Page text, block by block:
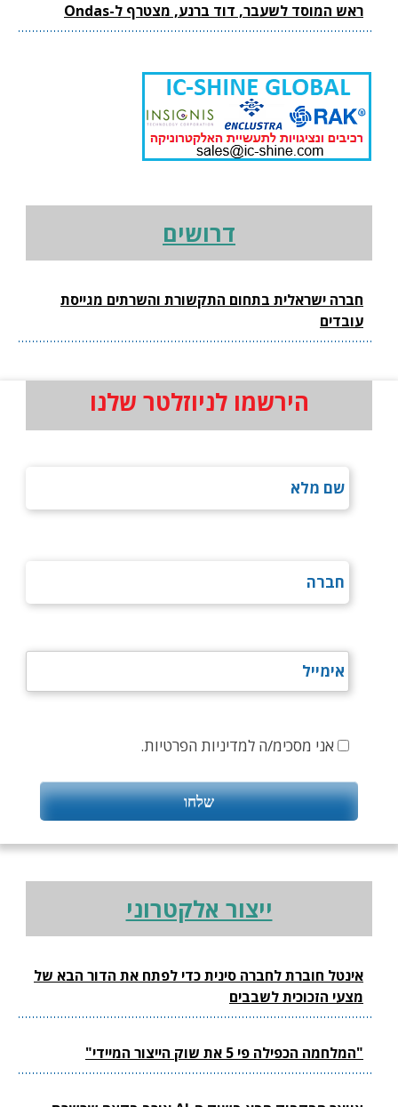
ראש המוסד לשעבר, דוד ברנע, מצטרף ל-Ondas
דרושים
חברה ישראלית בתחום התקשורת והשרתים מגייסת
עובדים
הירשמו לניוזלטר שלנו
אני מסכימ/ה למדיניות הפרטיות.
ייצור אלקטרוני
אינטל חוברת לחברה סינית כדי לפתח את הדור הבא של
מצעי הזכוכית לשבבים
"המלחמה הכפילה פי 5 את שוק הייצור המיידי"